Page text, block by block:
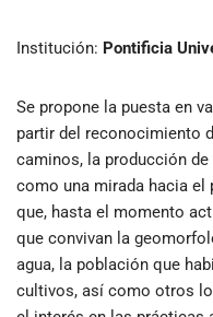
Institución: Pontificia
Se propone la puesta en
partir del reconocimiento
caminos, la producción
como una mirada hacia
que, hasta el momento
que convivan la
agua, la población que
cultivos, así como otros